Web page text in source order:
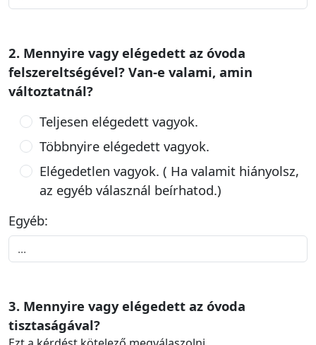
2. Mennyire vagy elégedett az óvoda
felszereltségével? Van-e valami, amin
változtatnál?
Teljesen elégedett vagyok.
Többnyire elégedett vagyok.
Elégedetlen vagyok. ( Ha valamit hiányolsz,
az egyéb válasznál beírhatod.)
Egyéb:
3. Mennyire vagy elégedett az óvoda
tisztaságával?